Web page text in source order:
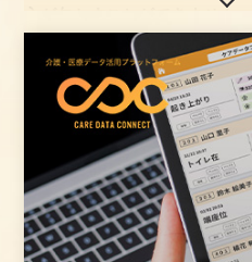
シーをどのように埋めるかと
が提供する「ケアデータコネ
にします。